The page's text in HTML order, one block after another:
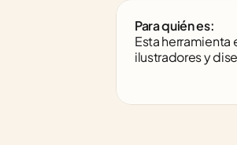
Para quién es:
Esta herramienta
ilustradores y